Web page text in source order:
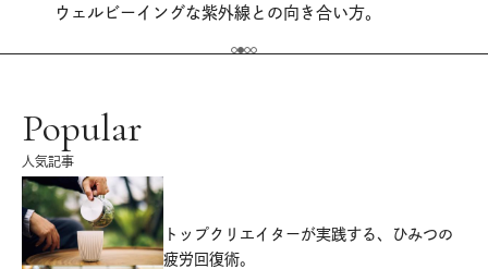
ウェルビーイングな紫外線との向き合い方。
Popular
人気記事
トップクリエイターが実践する、ひみつの
疲労回復術。